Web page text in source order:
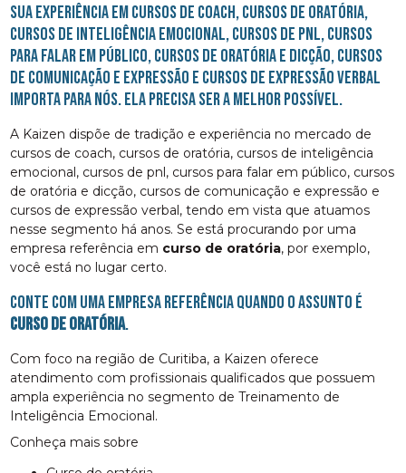
Sua experiência em cursos de coach, cursos de oratória,
cursos de inteligência emocional, cursos de pnl, cursos
para falar em público, cursos de oratória e dicção, cursos
de comunicação e expressão e cursos de expressão verbal
importa para nós. Ela precisa ser a melhor possível.
A Kaizen dispõe de tradição e experiência no mercado de
cursos de coach, cursos de oratória, cursos de inteligência
emocional, cursos de pnl, cursos para falar em público, cursos
de oratória e dicção, cursos de comunicação e expressão e
cursos de expressão verbal, tendo em vista que atuamos
nesse segmento há anos. Se está procurando por uma
empresa referência em curso de oratória, por exemplo,
você está no lugar certo.
Conte com uma empresa referência quando o assunto é
curso de oratória.
Com foco na região de Curitiba, a Kaizen oferece
atendimento com profissionais qualificados que possuem
ampla experiência no segmento de Treinamento de
Inteligência Emocional.
Conheça mais sobre